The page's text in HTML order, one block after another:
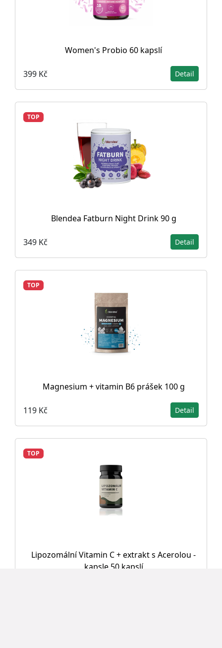
Women's Probio 60 kapslí
399 Kč Detail
TOP
Blendea Fatburn Night Drink 90 g
349 Kč Detail
TOP
Magnesium + vitamin B6 prášek 100 g
119 Kč Detail
TOP
Lipozomální Vitamin C + extrakt s Acerolou -
kapsle 50 kapslí